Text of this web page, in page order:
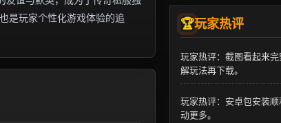
是玩家个性化游戏体验的追
玩家热评
玩家热评：截图看起来
解玩法再下载。
玩家热评：安卓包安装
动更多。